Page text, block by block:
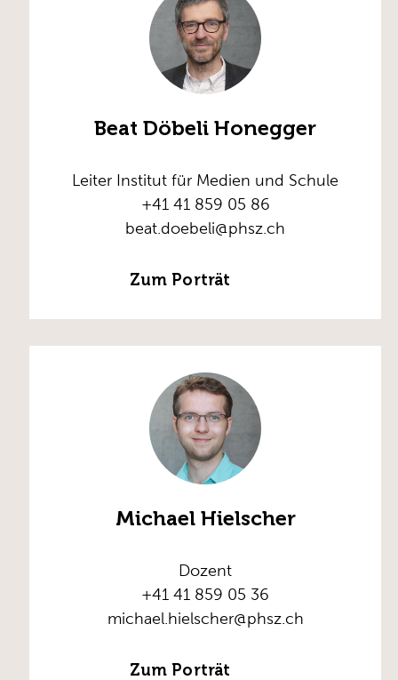
Beat Döbeli Honegger
Leiter Institut für Medien und Schule
+41 41 859 05 86
beat.doebeli@phsz.ch
Zum Porträt
Michael Hielscher
Dozent
+41 41 859 05 36
michael.hielscher@phsz.ch
Zum Porträt